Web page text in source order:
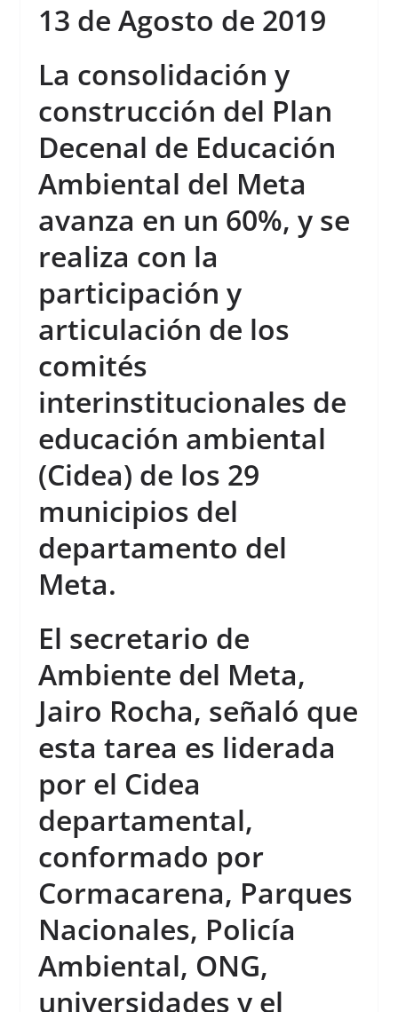
c
b
o
o
k
at
A
p
p
ss
n
g
er
ar
e
13 de Agosto de 2019
La consolidación y
construcción del Plan
Decenal de Educación
Ambiental del Meta
avanza en un 60%, y se
realiza con la
participación y
articulación de los
comités
interinstitucionales de
educación ambiental
(Cidea) de los 29
municipios del
departamento del
Meta.
El secretario de
Ambiente del Meta,
Jairo Rocha, señaló que
esta tarea es liderada
por el Cidea
departamental,
conformado por
Cormacarena, Parques
Nacionales, Policía
Ambiental, ONG,
universidades y el